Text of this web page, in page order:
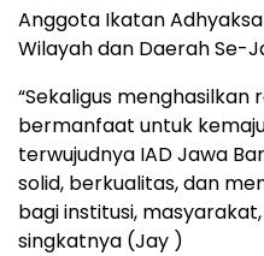
Anggota Ikatan
Wilayah dan Daerah Se-
“Sekaligus menghasilkan
bermanfaat untuk
terwujudnya IAD Jawa
solid, berkualitas, dan
bagi institusi,
singkatnya (Jay )